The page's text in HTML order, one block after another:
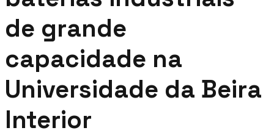
de grande
capacidade na
Universidade da Beira
Interior